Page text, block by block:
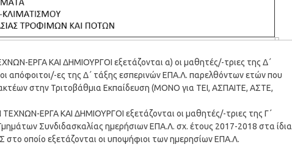
ΕΡΓΑ ΚΑΙ ΔΗΜΙΟΥΡΓΟΙ εξετάζονται α) οι μαθητές/-τριες της Δ΄
απόφοιτοι/-ες της Δ΄ τάξης εσπερινών ΕΠΑ.Λ. παρελθόντων ετών που
στην Τριτοβάθμια Εκπαίδευση (ΜΟΝΟ για ΤΕΙ, ΑΣΠΑΙΤΕ, ΑΣΤΕ,
ΕΡΓΑ ΚΑΙ ΔΗΜΙΟΥΡΓΟΙ εξετάζονται οι μαθητές/-τριες της Γ΄
Συνδιδασκαλίας ημερήσιων ΕΠΑ.Λ. σχ. έτους 2017-2018 στα ίδια
οποίο εξετάζονται οι υποψήφιοι των ημερησίων ΕΠΑ.Λ.